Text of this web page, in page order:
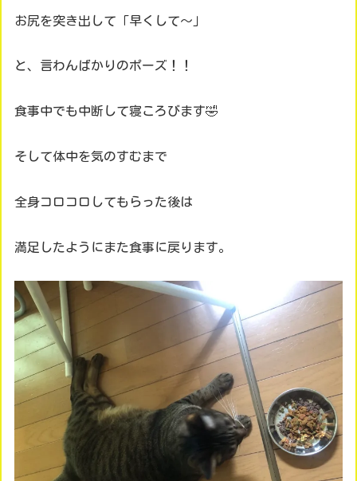
お尻を突き出して「早くして～」
と、言わんばかりのポーズ！！
食事中でも中断して寝ころびます🤣
そして体中を気のすむまで
全身コロコロしてもらった後は
満足したようにまた食事に戻ります。